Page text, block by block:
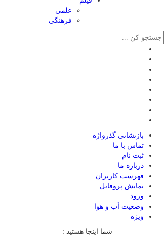
علمی
فرهنگی
بازنشانی گذرواژه
تماس با ما
ثبت نام
درباره ما
فهرست کاربران
نمایش پروفایل
ورود
وضعیت آب و هوا
ویژه
شما اینجا هستید :